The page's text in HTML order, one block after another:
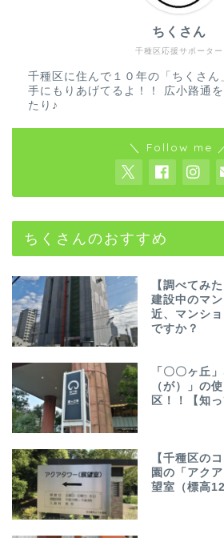
千種区応援サポーター
ちくさん
千種区に住んで１０年の「ちくさん
手にもりあげてるよ！！ 広小路通
たり♪
＼ Follow me
ちくさんのおすすめ
【調べてみ
建設中のマ
近、マンシ
ですか？
「〇〇ヶ丘
（が）」の
区！！【知っ
【千種区の
園の「アク
望室（標高